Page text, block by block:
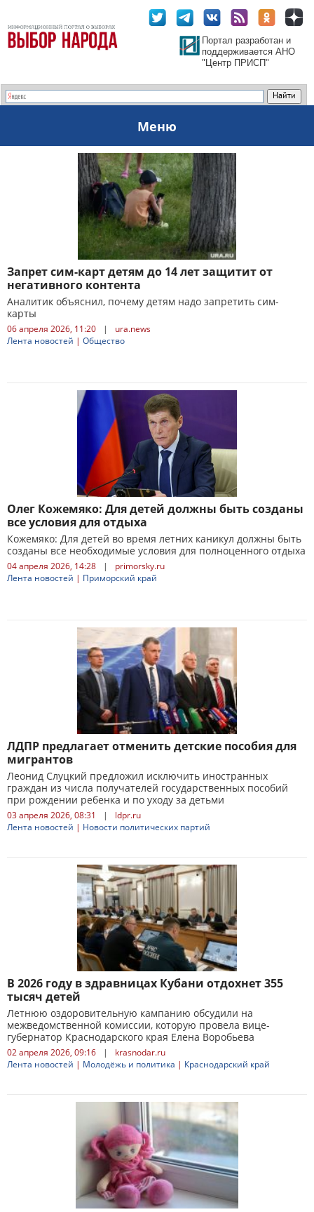
Портал разработан и
поддерживается АНО
"Центр ПРИСП"
Меню
Запрет сим-карт детям до 14 лет защитит от
негативного контента
Аналитик объяснил, почему детям надо запретить сим-
карты
06 апреля 2026, 11:20 |
ura.news
Лента новостей | Общество
Олег Кожемяко: Для детей должны быть созданы
все условия для отдыха
Кожемяко: Для детей во время летних каникул должны быть
созданы все необходимые условия для полноценного отдыха
04 апреля 2026, 14:28 |
primorsky.ru
Лента новостей | Приморский край
ЛДПР предлагает отменить детские пособия для
мигрантов
Леонид Слуцкий предложил исключить иностранных
граждан из числа получателей государственных пособий
при рождении ребенка и по уходу за детьми
03 апреля 2026, 08:31 |
ldpr.ru
Лента новостей | Новости политических партий
В 2026 году в здравницах Кубани отдохнет 355
тысяч детей
Летнюю оздоровительную кампанию обсудили на
межведомственной комиссии, которую провела вице-
губернатор Краснодарского края Елена Воробьева
02 апреля 2026, 09:16 |
krasnodar.ru
Лента новостей | Молодёжь и политика | Краснодарский край